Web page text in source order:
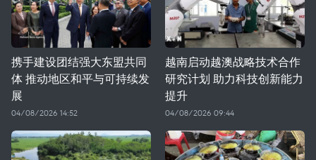
携手建设团结强大东盟共同
体 推动地区和平与可持续发
展
04/08/2026 14:52
越南启动越澳战略技术合作
研究计划 助力科技创新能力
提升
04/08/2026 09:44